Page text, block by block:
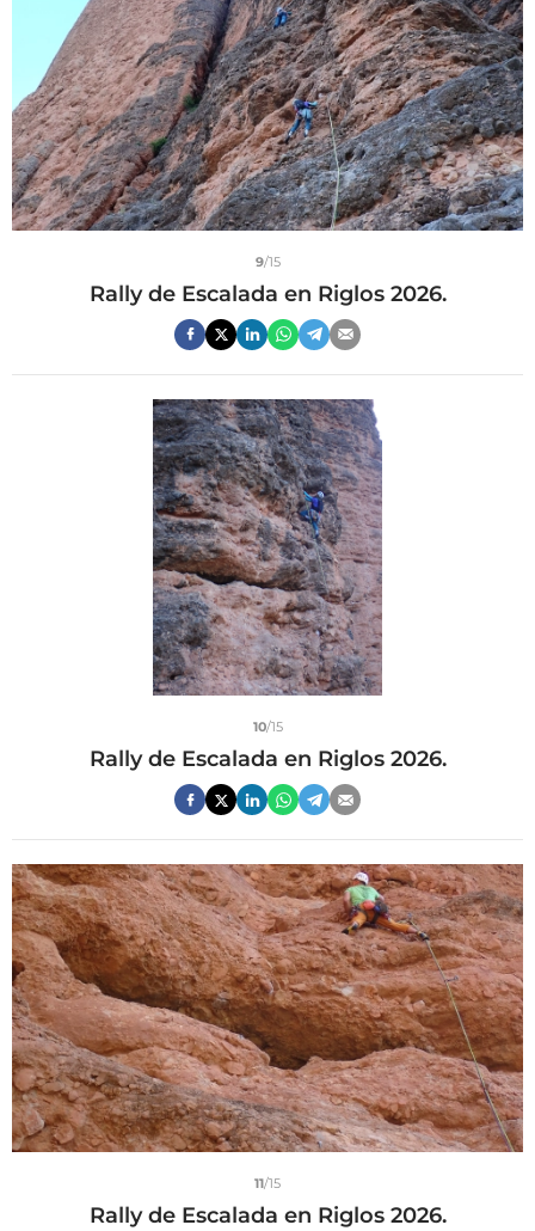
9/15
Rally de Escalada en Riglos 2026.
10/15
Rally de Escalada en Riglos 2026.
11/15
Rally de Escalada en Riglos 2026.